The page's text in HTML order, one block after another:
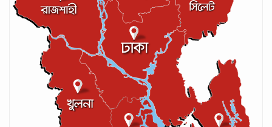
আইসিসির লেভেল-৩ কোচের স্বীকৃতি পেলেন
আশরাফুল
সেপ্টেম্বর ১৭, ২০২৪